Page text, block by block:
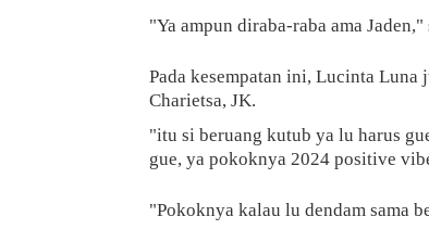
"Ya ampun diraba-raba ama
Pada kesempatan ini, Lucinta Luna
Charietsa, JK.
"itu si beruang kutub ya lu harus
gue, ya pokoknya 2024 positive
"Pokoknya kalau lu dendam sama